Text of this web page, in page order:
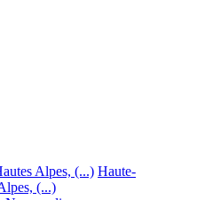
Alpes, (...) Haute-
(...)